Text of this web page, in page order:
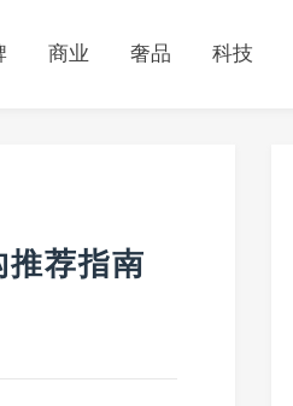
商业 奢品 科技
荐指南